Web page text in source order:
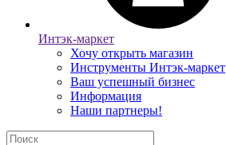
Интэк-маркет
Хочу открыть магазин
Инструменты Интэк-маркет
Ваш успешный бизнес
Информация
Наши партнеры!